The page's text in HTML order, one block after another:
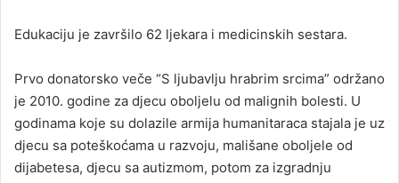
Edukaciju je završilo 62 ljekara i medicinskih sestara.
Prvo donatorsko veče “S ljubavlju hrabrim srcima” održano
je 2010. godine za djecu oboljelu od malignih bolesti. U
godinama koje su dolazile armija humanitaraca stajala je uz
djecu sa poteškoćama u razvoju, mališane oboljele od
dijabetesa, djecu sa autizmom, potom za izgradnju